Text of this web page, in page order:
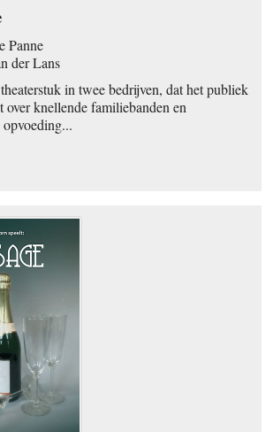
Panne
der Lans
in twee bedrijven, dat het publiek
over knellende familiebanden en
opvoeding...